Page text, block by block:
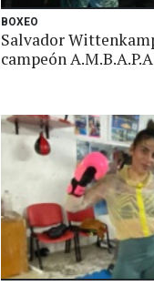
BOXEO
Salvador
campeón